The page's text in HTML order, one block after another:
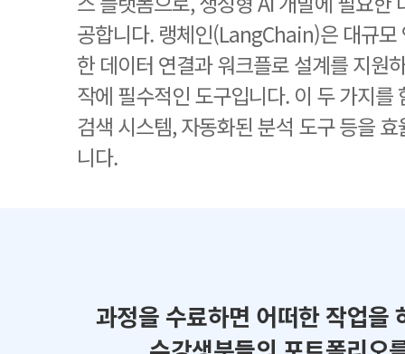
공합니다. 랭체인(LangChain)은 대규모
한 데이터 연결과 워크플로 설계를 지원
작에 필수적인 도구입니다. 이 두 가지를
검색 시스템, 자동화된 분석 도구 등을
니다.
과정을 수료하면 어떠한 작업을